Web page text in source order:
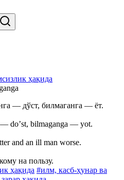
ҳақида
— дўст, билмаганга — ёт.
doʼst, bilmaganga — yot.
and an ill man worse.
на пользу.
ҳақида #илм, касб-ҳунар ва